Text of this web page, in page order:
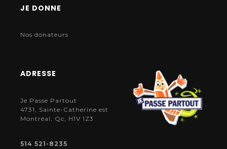
JE DONNE
Nos donateurs
ADRESSE
Je Passe Partout
4731, Sainte-Catherine est
Montréal, Qc, H1V 1Z3
514 521-8235